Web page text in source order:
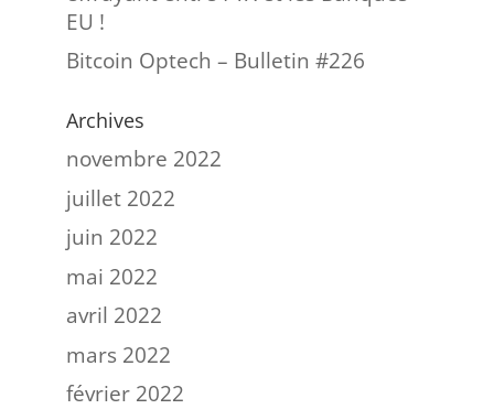
EU !
Bitcoin Optech – Bulletin #226
Archives
novembre 2022
juillet 2022
juin 2022
mai 2022
avril 2022
mars 2022
février 2022